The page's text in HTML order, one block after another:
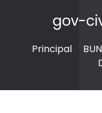
gov-
Principal BUN